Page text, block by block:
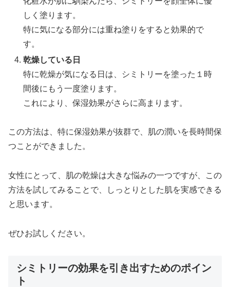
しく塗ります。
特に気になる部分には重ね塗りをすると効果的で
す。
乾燥している日
特に乾燥が気になる日は、シミトリーを塗った１時
間後にもう一度塗ります。
これにより、保湿効果がさらに高まります。
この方法は、特に保湿効果が抜群で、肌の潤いを長時間保
つことができました。
女性にとって、肌の乾燥は大きな悩みの一つですが、この
方法を試してみることで、しっとりとした肌を実感できる
と思います。
ぜひお試しください。
シミトリーの効果を引き出すためのポイン
ト